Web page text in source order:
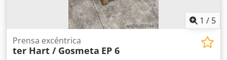
1 / 5
Prensa excéntrica
ter Hart / Gosmeta EP 6